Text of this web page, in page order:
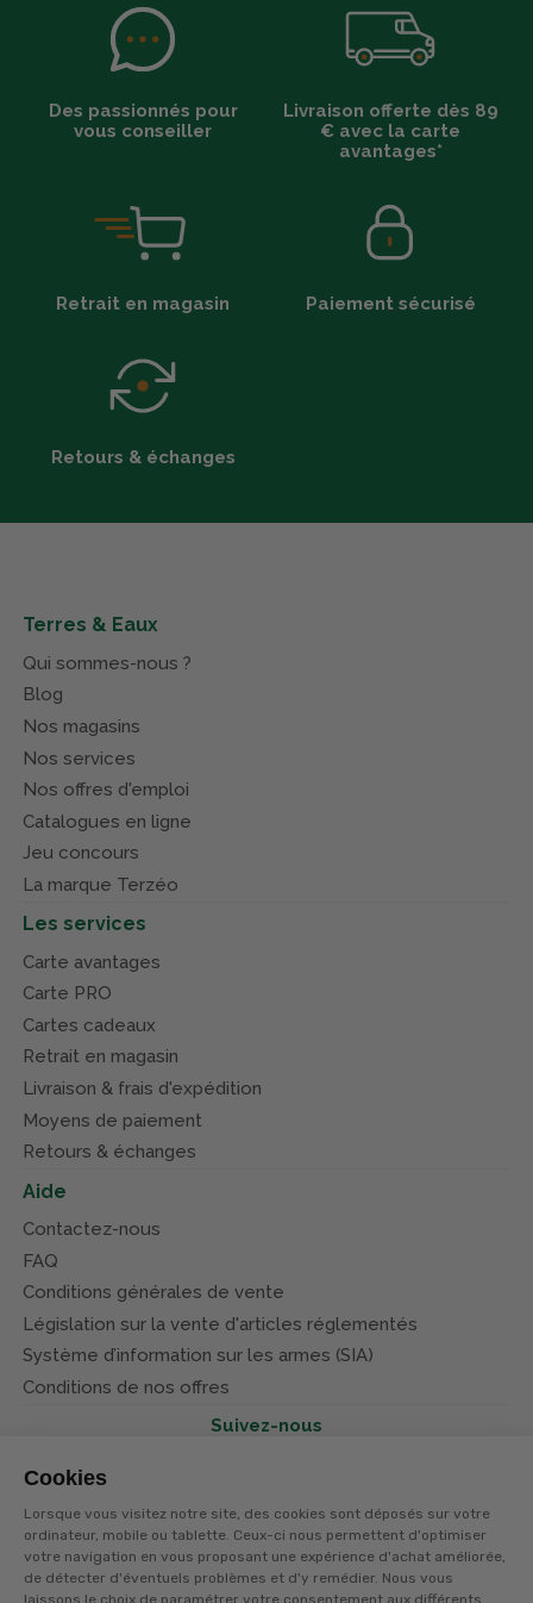
Cookies
Lorsque vous visitez notre site, des cookies sont déposés sur votre
ordinateur, mobile ou tablette. Ceux-ci nous permettent d'optimiser
votre navigation en vous proposant une expérience d'achat améliorée,
de détecter d'éventuels problèmes et d'y remédier. Nous vous
laissons le choix de paramétrer votre consentement aux différents
Des passionnés pour
vous conseiller
Livraison offerte dès 89
€ avec la carte
avantages*
Retrait en magasin Paiement sécurisé
Retours & échanges
Terres & Eaux
Qui sommes-nous ?
Blog
Nos magasins
Nos services
Nos offres d'emploi
Catalogues en ligne
Jeu concours
La marque Terzéo
Les services
Carte avantages
Carte PRO
Cartes cadeaux
Retrait en magasin
Livraison & frais d'expédition
Moyens de paiement
Retours & échanges
Aide
Contactez-nous
FAQ
Conditions générales de vente
Législation sur la vente d'articles réglementés
Système d’information sur les armes (SIA)
Conditions de nos offres
Suivez-nous
© Terres et eaux 2026
Politique de confidentialité
Mentions légales